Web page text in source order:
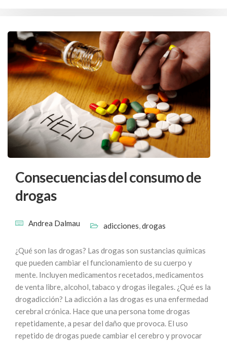
Consecuencias del consumo de
drogas
Andrea Dalmau adicciones,drogas
¿Qué son las drogas? Las drogas son sustancias químicas
que pueden cambiar el funcionamiento de su cuerpo y
mente. Incluyen medicamentos recetados, medicamentos
de venta libre, alcohol, tabaco y drogas ilegales. ¿Qué es la
drogadicción? La adicción a las drogas es una enfermedad
cerebral crónica. Hace que una persona tome drogas
repetidamente, a pesar del daño que provoca. El uso
repetido de drogas puede cambiar el cerebro y provocar